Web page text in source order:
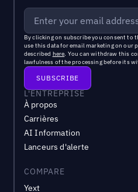
By clicking on subscribe you consent to
use this data for email marketing on our
described here. You can withdraw this
lawfulness of the processing before its
L'ENTREPRISE
À propos
Carrières
AI Information
Lanceurs d'alerte
COMPARE
Yext